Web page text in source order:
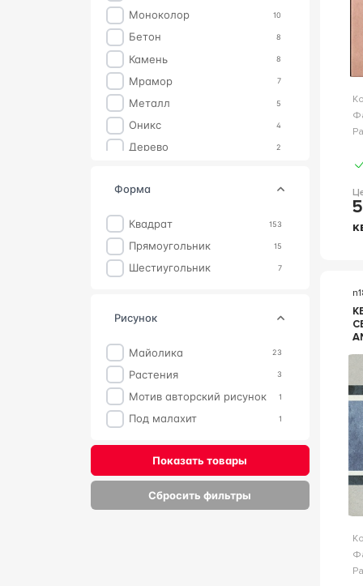
Красный
Моноколор 10
бетон 8
камень 8
мрамор 7
Металл 5
оникс 4
Дерево 2
Кирпич 1
форма
Квадрат 153
Прямоугольник 15
Шестиугольник 7
рисунок
Майолика 23
Растения 3
Мотив авторский рисунок 1
Под малахит 1
Показать товары
Сбросить фильтры